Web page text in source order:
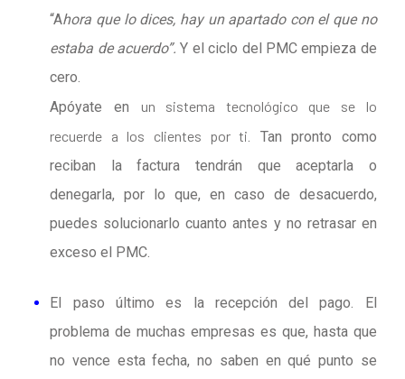
“Ahora que lo dices, hay un apartado con el que no
estaba de acuerdo”.Y el ciclo del PMC empieza de
cero.
Apóyate en un sistema tecnológico que se lo
recuerde a los clientes por ti. Tan pronto como
reciban la factura tendrán que aceptarla o
denegarla, por lo que, en caso de desacuerdo,
puedes solucionarlo cuanto antes y no retrasar en
exceso el PMC.
El paso último es la recepción del pago. El
problema de muchas empresas es que, hasta que
no vence esta fecha, no saben en qué punto se